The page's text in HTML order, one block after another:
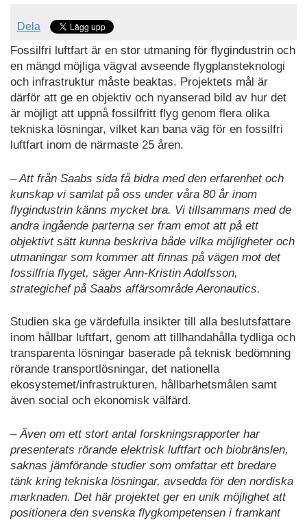
Dela
Fossilfri luftfart är en stor utmaning för flygindustrin och
en mängd möjliga vägval avseende flygplansteknologi
och infrastruktur måste beaktas. Projektets mål är
därför att ge en objektiv och nyanserad bild av hur det
är möjligt att uppnå fossilfritt flyg genom flera olika
tekniska lösningar, vilket kan bana väg för en fossilfri
luftfart inom de närmaste 25 åren.
– Att från Saabs sida få bidra med den erfarenhet och
kunskap vi samlat på oss under våra 80 år inom
flygindustrin känns mycket bra. Vi tillsammans med de
andra ingående parterna ser fram emot att på ett
objektivt sätt kunna beskriva både vilka möjligheter och
utmaningar som kommer att finnas på vägen mot det
fossilfria flyget, säger Ann-Kristin Adolfsson,
strategichef på Saabs affärsområde Aeronautics.
Studien ska ge värdefulla insikter till alla beslutsfattare
inom hållbar luftfart, genom att tillhandahålla tydliga och
transparenta lösningar baserade på teknisk bedömning
rörande transportlösningar, det nationella
ekosystemet/infrastrukturen, hållbarhetsmålen samt
även social och ekonomisk välfärd.
– Även om ett stort antal forskningsrapporter har
presenterats rörande elektrisk luftfart och biobränslen,
saknas jämförande studier som omfattar ett bredare
tänk kring tekniska lösningar, avsedda för den nordiska
marknaden. Det här projektet ger en unik möjlighet att
positionera den svenska flygkompetensen i framkant